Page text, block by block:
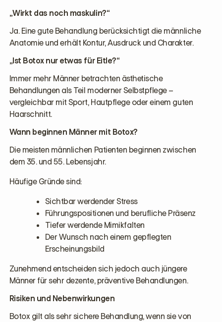
„Wirkt das noch maskulin?“
Ja. Eine gute Behandlung berücksichtigt die männliche
Anatomie und erhält Kontur, Ausdruck und Charakter.
„Ist Botox nur etwas für Eitle?“
Immer mehr Männer betrachten ästhetische
Behandlungen als Teil moderner Selbstpflege –
vergleichbar mit Sport, Hautpflege oder einem guten
Haarschnitt.
Wann beginnen Männer mit Botox?
Die meisten männlichen Patienten beginnen zwischen
dem 35. und 55. Lebensjahr.
Häufige Gründe sind:
Sichtbar werdender Stress
Führungspositionen und berufliche Präsenz
Tiefer werdende Mimikfalten
Der Wunsch nach einem gepflegten
Erscheinungsbild
Zunehmend entscheiden sich jedoch auch jüngere
Männer für sehr dezente, präventive Behandlungen.
Risiken und Nebenwirkungen
Botox gilt als sehr sichere Behandlung, wenn sie von